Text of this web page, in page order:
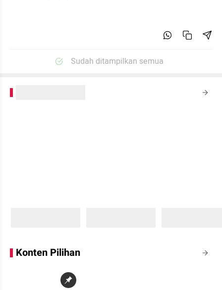
Sudah ditampilkan semua
Konten Pilihan